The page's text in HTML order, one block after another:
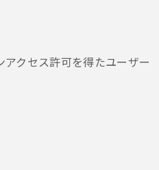
クセス許可を得たユーザー